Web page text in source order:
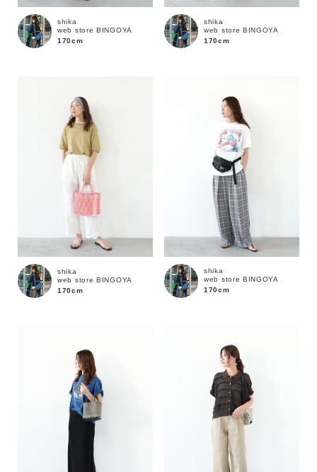
ブランド
shika
web store BINGOYA
170cm
shika
web store BINGOYA
170cm
shika
web store BINGOYA
170cm
shika
web store BINGOYA
170cm